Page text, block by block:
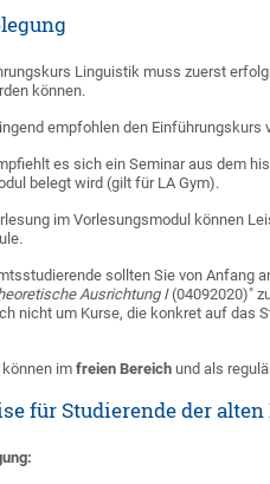
Linguistik muss zuerst
können.
empfohlen den
es sich ein Seminar aus dem
belegt wird (gilt für LA Gym).
im Vorlesungsmodul können
sollten Sie von Anfang
Ausrichtung I(04092020)"
nicht um Kurse, die konkret auf das
können imfreien Bereich und als
für Studierende der